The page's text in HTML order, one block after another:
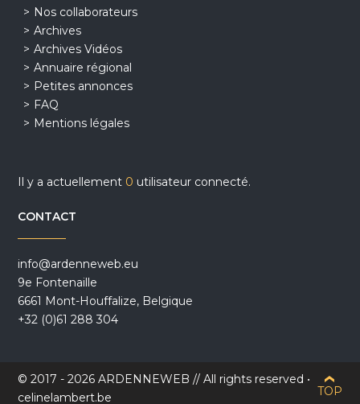
Nos collaborateurs
Archives
Archives Vidéos
Annuaire régional
Petites annonces
FAQ
Mentions légales
Il y a actuellement 0 utilisateur connecté.
CONTACT
info@ardenneweb.eu
9e Fontenaille
6661 Mont-Houffalize, Belgique
+32 (0)61 288 304
© 2017 - 2026 ARDENNEWEB // All rights reserved •
celinelambert.be
TOP